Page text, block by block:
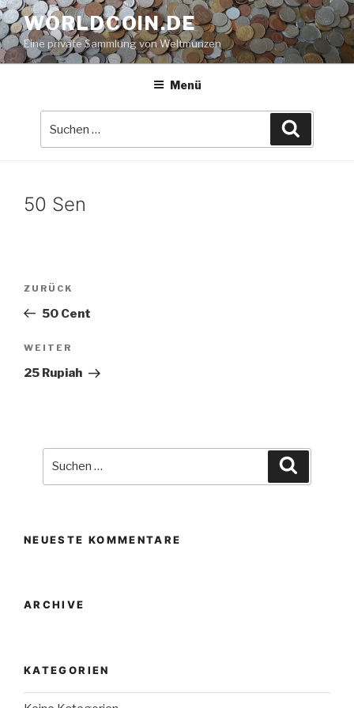
Zum
Inhalt
springen
WORLDCOIN.DE
Eine private Sammlung von Weltmünzen
Menü
50 Sen
Beitrags-
Vorheriger
Beitrag
ZURÜCK
50 Cent
Nächster
Beitrag
WEITER
25 Rupiah
NEUESTE KOMMENTARE
ARCHIVE
KATEGORIEN